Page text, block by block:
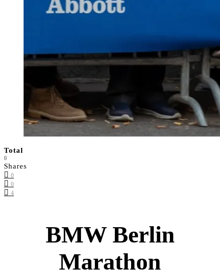
Total
0
Shares
0
0
4
BMW Berlin
Marathon